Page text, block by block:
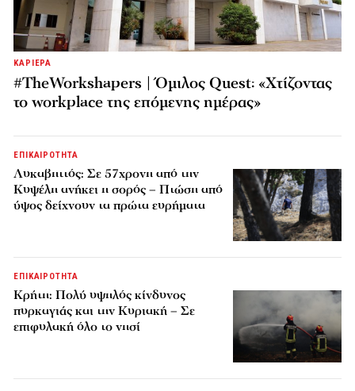
ΚΑΡΙΕΡΑ
#TheWorkshapers | Όμιλος Quest: «Χτίζοντας
το workplace της επόμενης ημέρας»
ΕΠΙΚΑΙΡΟΤΗΤΑ
Λυκαβηττός: Σε 57χρονη από την
Κυψέλη ανήκει η σορός – Πτώση από
ύψος δείχνουν τα πρώτα ευρήματα
ΕΠΙΚΑΙΡΟΤΗΤΑ
Κρήτη: Πολύ υψηλός κίνδυνος
πυρκαγιάς και την Κυριακή – Σε
επιφυλακή όλο το νησί